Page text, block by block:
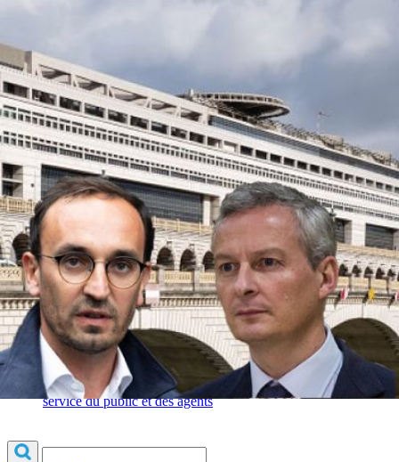
Qui
sommes-
nous ?
S'inscrire à
la
newsletter
Découvrir
l'UNSA
Rémunération
OTE et DDI
|
Travail & santé
|
Action sociale
|
Contractuels
|
Le dialogue social engagé pour une Intelligence Artificielle au
service du public et des agents